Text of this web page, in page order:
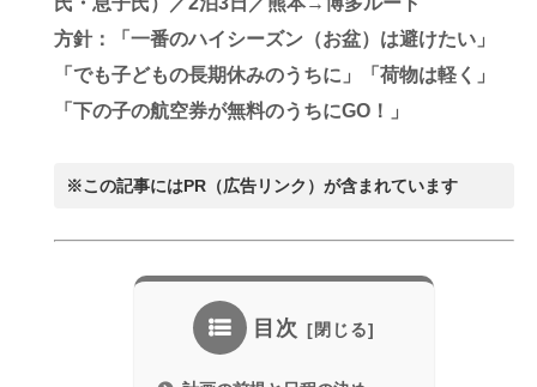
方針：「一番のハイシーズン（お盆）は避けたい」
「でも子どもの長期休みのうちに」「荷物は軽く」
「下の子の航空券が無料のうちにGO！」
※この記事にはPR（広告リンク）が含まれています
目次